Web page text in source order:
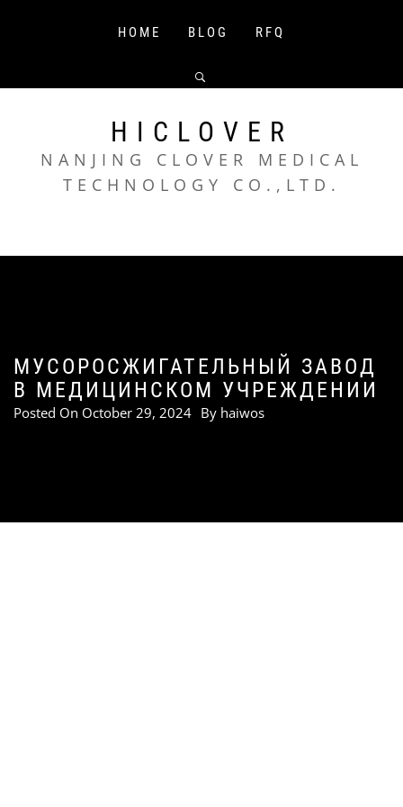
HOME BLOG RFQ
HICLOVER
NANJING CLOVER MEDICAL
TECHNOLOGY CO.,LTD.
МУСОРОСЖИГАТЕЛЬНЫЙ ЗАВОД
В МЕДИЦИНСКОМ УЧРЕЖДЕНИИ
Posted On October 29, 2024 By haiwos